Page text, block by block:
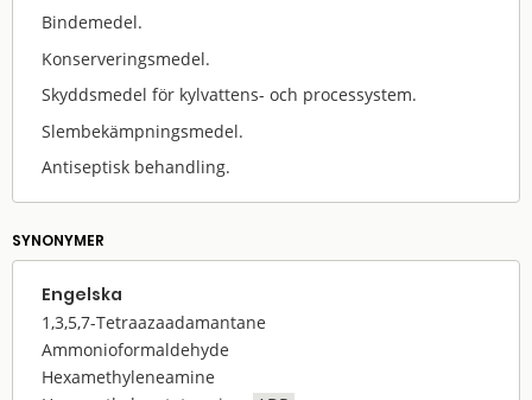
Bindemedel.
Konserveringsmedel.
Skyddsmedel för kylvattens- och processystem.
Slembekämpningsmedel.
Antiseptisk behandling.
SYNONYMER
Engelska
1,3,5,7-Tetraazaadamantane
Ammonioformaldehyde
Hexamethyleneamine